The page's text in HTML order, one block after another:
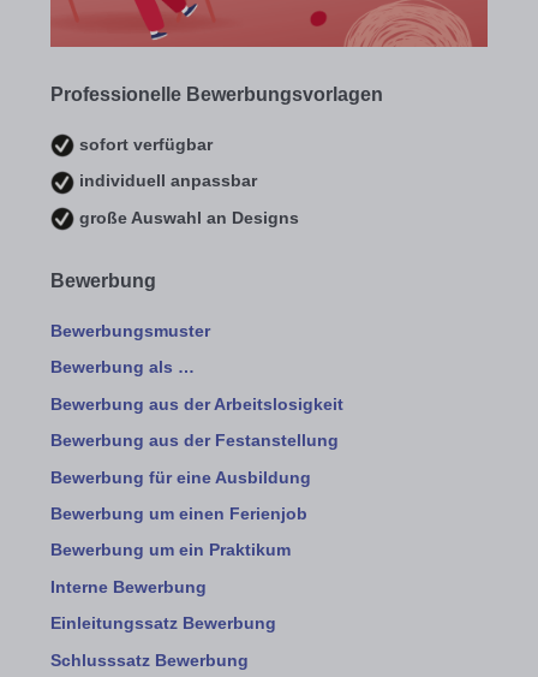
Professionelle Bewerbungsvorlagen
sofort verfügbar
individuell anpassbar
große Auswahl an Designs
Bewerbung
Bewerbungsmuster
Bewerbung als …
Bewerbung aus der Arbeitslosigkeit
Bewerbung aus der Festanstellung
Bewerbung für eine Ausbildung
Bewerbung um einen Ferienjob
Bewerbung um ein Praktikum
Interne Bewerbung
Einleitungssatz Bewerbung
Schlusssatz Bewerbung